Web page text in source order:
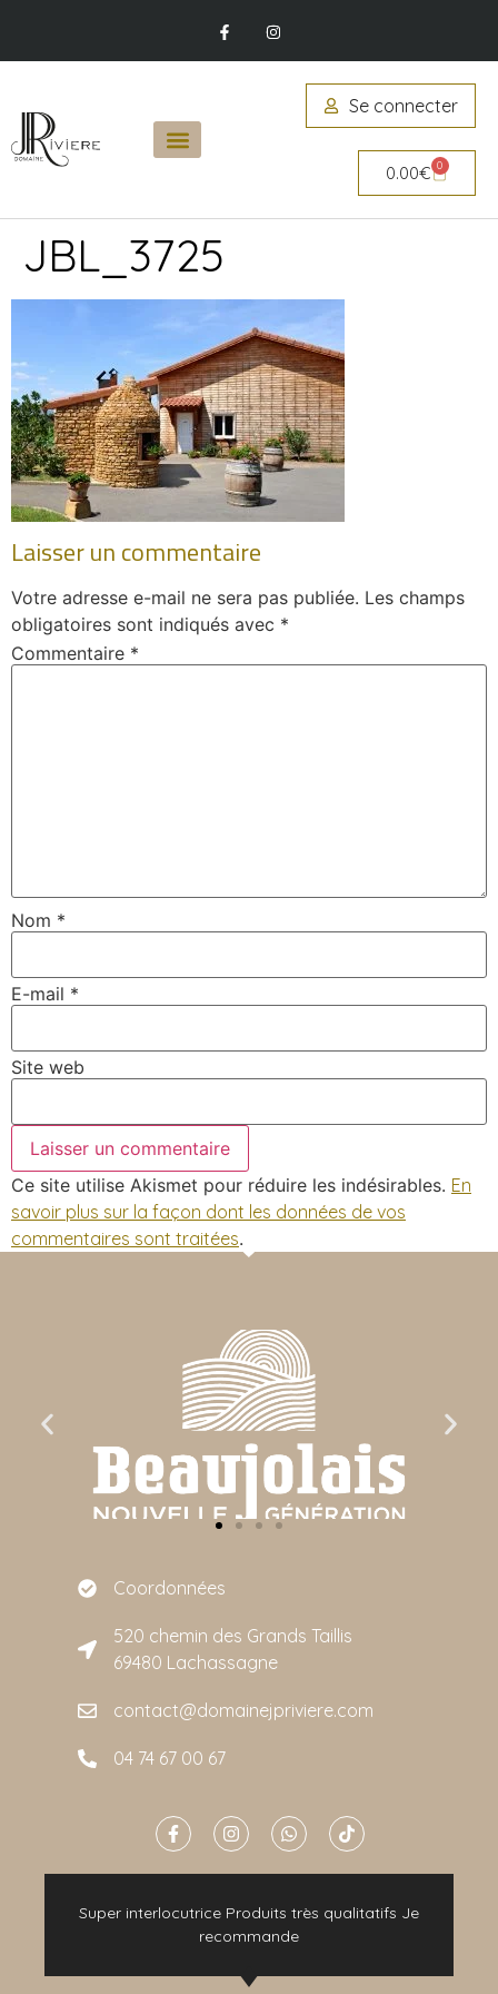
Se connecter
0.00€ 0
JBL_3725
Laisser un commentaire
Votre adresse e-mail ne sera pas publiée. Les champs
obligatoires sont indiqués avec *
Commentaire *
Nom *
E-mail *
Site web
Ce site utilise Akismet pour réduire les indésirables. En
savoir plus sur la façon dont les données de vos
commentaires sont traitées.
Coordonnées
520 chemin des Grands Taillis
69480 Lachassagne
contact@domainejpriviere.com
04 74 67 00 67
Super interlocutrice Produits très qualitatifs Je
recommande